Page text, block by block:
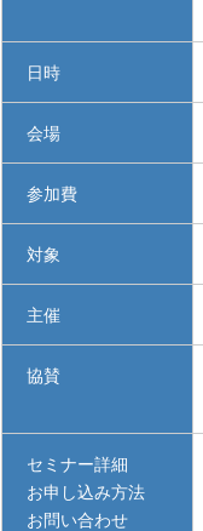
日時
会場
参加費
対象
主催
協賛
セミナー詳細
お申し込み方法
お問い合わせ